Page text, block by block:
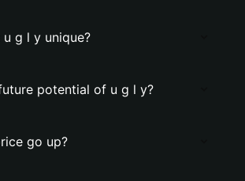
g l y unique?
potential of u g l y?
go up?